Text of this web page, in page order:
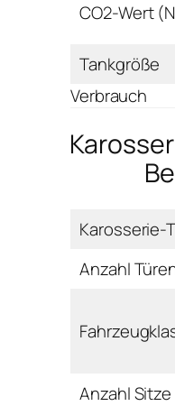
CO2-Wert
Tankgröße
Verbrauch
Karosserie-
Anzahl
Anzahl Sitze